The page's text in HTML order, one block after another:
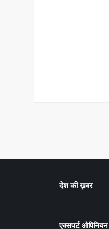
देश की ख़बर
एक्सपर्ट ओपिनियन